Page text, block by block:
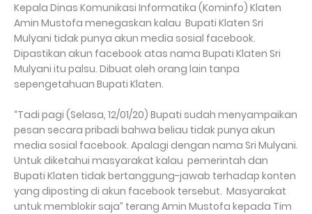
Kepala Dinas Komunikasi Informatika (Kominfo) Klaten
Amin Mustofa menegaskan kalau Bupati Klaten Sri
Mulyani tidak punya akun media sosial facebook.
Dipastikan akun facebook atas nama Bupati Klaten Sri
Mulyani itu palsu. Dibuat oleh orang lain tanpa
sepengetahuan Bupati Klaten.
“Tadi pagi (Selasa, 12/01/20) Bupati sudah menyampaikan
pesan secara pribadi bahwa beliau tidak punya akun
media sosial facebook. Apalagi dengan nama Sri Mulyani.
Untuk diketahui masyarakat kalau pemerintah dan
Bupati Klaten tidak bertanggung-jawab terhadap konten
yang diposting di akun facebook tersebut. Masyarakat
untuk memblokir saja” terang Amin Mustofa kepada Tim